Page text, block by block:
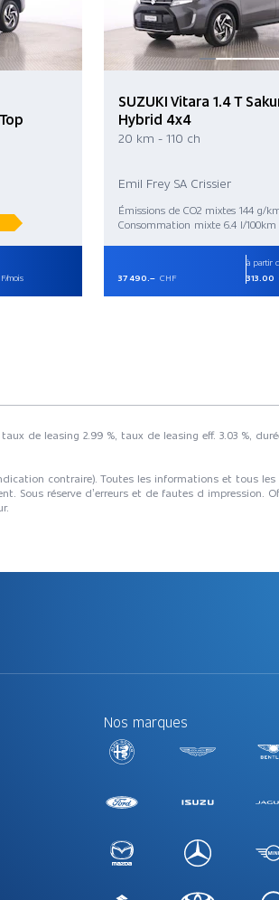
mois
SUZUKI Vitara 1.4 T
Hybrid 4x4
20 km - 110 ch
Emil Frey SA Crissier
Émissions de CO2 mixtes 144 g/
Consommation mixte 6.4 l/100km
37 490.– CHF
à partir
313.00
de leasing 2.99 %, taux de leasing eff. 3.03 %,
contraire). Toutes les informations et tous
réserve d’erreurs et de fautes d impression.
Nos marques